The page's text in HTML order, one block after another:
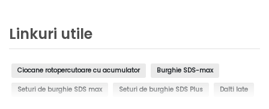
Linkuri utile
Ciocane rotopercutoare cu acumulator Burghie SDS-max
Seturi de burghie SDS max Seturi de burghie SDS Plus Dalti late